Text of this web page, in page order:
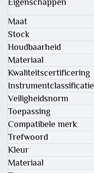
Eigenschappen
Maat
Stock
Houdbaarheid
Materiaal
Kwaliteitscertificering
Instrumentclassificatie
Veiligheidsnorm
Toepassing
Compatibele merk
Trefwoord
Kleur
Materiaal